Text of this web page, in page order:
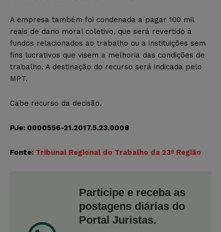
A empresa também foi condenada a pagar 100 mil
reais de dano moral coletivo, que será revertido à
fundos relacionados ao trabalho ou a instituições sem
fins lucrativos que visem a melhoria das condições de
trabalho. A destinação do recurso será indicada pelo
MPT.
Cabe recurso da decisão.
PJe: 0000556-21.2017.5.23.0008
Fonte: Tribunal Regional do Trabalho da 23ª Região
Participe e receba as
postagens diárias do
Portal Juristas.